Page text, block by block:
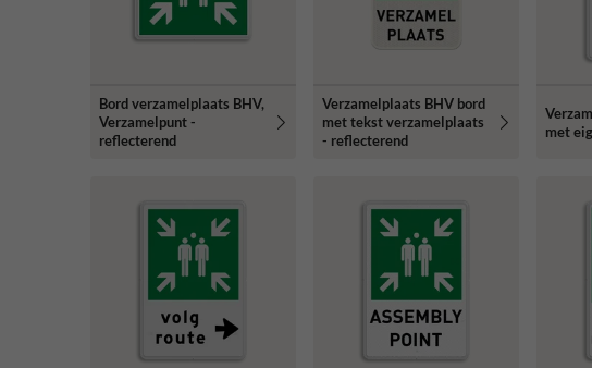
Bord verzamelplaats BHV,
Verzamelpunt -
reflecterend
Verzamelplaats BHV bord
met tekst verzamelplaats
- reflecterend
met